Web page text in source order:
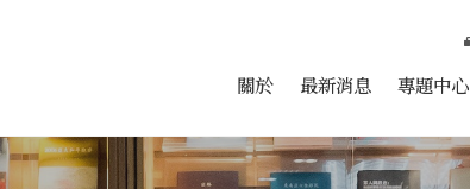
究中心 跳至中央區塊/Main Content
關於 最新消息 專題中心